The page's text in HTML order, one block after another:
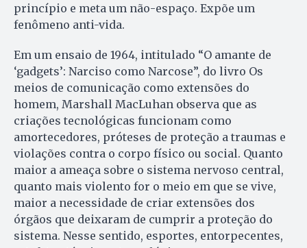
princípio e meta um não-espaço. Expõe um
fenômeno anti-vida.
Em um ensaio de 1964, intitulado “O amante de
‘gadgets’: Narciso como Narcose”, do livro Os
meios de comunicação como extensões do
homem, Marshall MacLuhan observa que as
criações tecnológicas funcionam como
amortecedores, próteses de proteção a traumas e
violações contra o corpo físico ou social. Quanto
maior a ameaça sobre o sistema nervoso central,
quanto mais violento for o meio em que se vive,
maior a necessidade de criar extensões dos
órgãos que deixaram de cumprir a proteção do
sistema. Nesse sentido, esportes, entorpecentes,